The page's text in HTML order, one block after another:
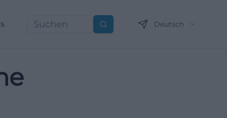
Suchen Deutsch